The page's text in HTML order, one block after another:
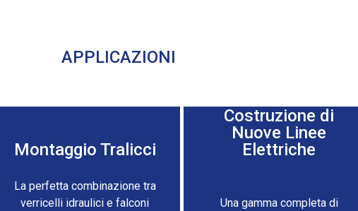
APPLICAZIONI
Montaggio Tralicci
La perfetta combinazione tra
verricelli idraulici e falconi
Costruzione di
Nuove Linee
Elettriche
Una gamma completa di